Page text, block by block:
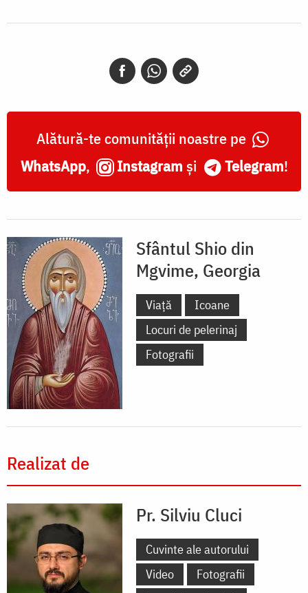
Alătură-te comunității noastre pe
WhatsApp, Instagram și Telegram!
Sfântul Shio din
Mgvime, Georgia
Viață
Icoane
Locuri de pelerinaj
Fotografii
Realizat de
Pr. Silviu Cluci
Cuvinte ale autorului
Video
Fotografii